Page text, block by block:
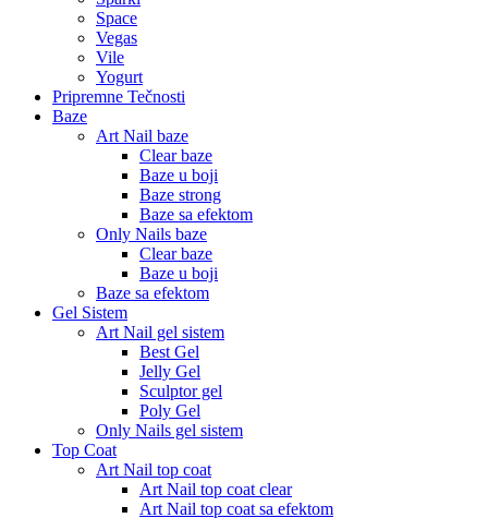
Space
Vegas
Vile
Yogurt
Pripremne Tečnosti
Baze
Art Nail baze
Clear baze
Baze u boji
Baze strong
Baze sa efektom
Only Nails baze
Clear baze
Baze u boji
Baze sa efektom
Gel Sistem
Art Nail gel sistem
Best Gel
Jelly Gel
Sculptor gel
Poly Gel
Only Nails gel sistem
Top Coat
Art Nail top coat
Art Nail top coat clear
Art Nail top coat sa efektom